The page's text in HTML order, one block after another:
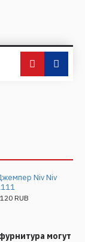
Niv Niv
RUB
могут